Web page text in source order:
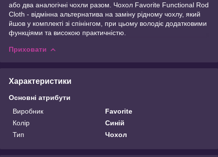
або два аналогічні чохли разом. Чохол Favorite Functional Rod
Cloth - відмінна альтернатива на заміну рідному чохлу, який
йшов у комплекті зі спінінгом, при цьому володіє додатковими
функціями та високою практичністю.
Приховати
Характеристики
Основні атрибути
Виробник
Favorite
Колір
Синій
Тип
Чохол